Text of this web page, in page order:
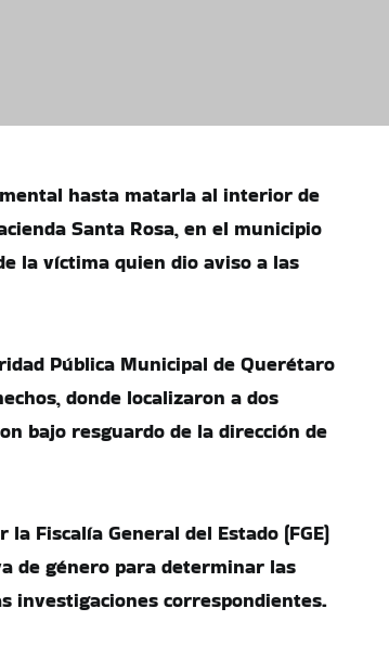
hasta matarla al interior de
Santa Rosa, en el municipio
la víctima quien dio aviso a las
Pública Municipal de Querétaro
donde localizaron a dos
bajo resguardo de la dirección de
Fiscalía General del Estado (FGE)
de género para determinar las
investigaciones correspondientes.